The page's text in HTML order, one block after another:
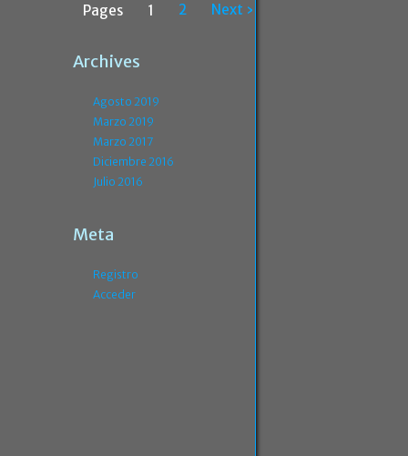
Pages 1 2 Next ›
Archives
Agosto 2019
Marzo 2019
Marzo 2017
Diciembre 2016
Julio 2016
Meta
Registro
Acceder